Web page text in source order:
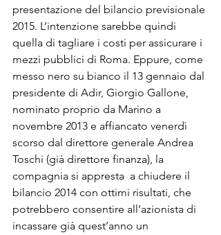
presentazione del bilancio previsionale
2015. L’intenzione sarebbe quindi
quella di tagliare i costi per assicurare i
mezzi pubblici di Roma. Eppure, come
messo nero su bianco il 13 gennaio dal
presidente di Adir, Giorgio Gallone,
nominato proprio da Marino a
novembre 2013 e affiancato venerdì
scorso dal direttore generale Andrea
Toschi (già direttore finanza), la
compagnia si appresta  a chiudere il
bilancio 2014 con ottimi risultati, che
potrebbero consentire all’azionista di
incassare già quest’anno un